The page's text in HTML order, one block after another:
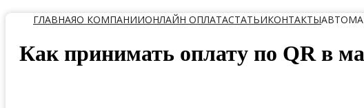
ГЛАВНАЯО КОМПАНИИОНЛАЙН ОПЛАТАСТАТЬИКОНТАКТЫ
Как принимать оплату по QR в